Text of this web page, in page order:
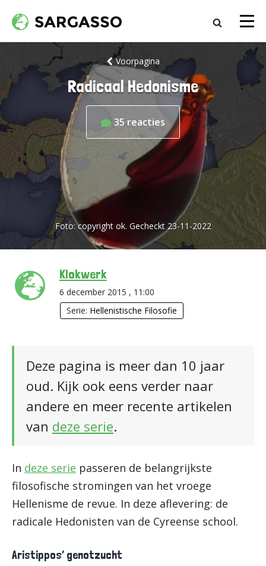
Voorpagina
Radicaal Hedonisme
35 reacties
Foto:copyright ok. Gecheckt 23-11-2022
Klokwerk
6 december 2015 , 11:00
Serie: Hellenistische Filosofie
Deze pagina is meer dan 10 jaar
oud. Kijk ook eens verder naar
andere en meer recente artikelen
van deze serie.
In deze serie passeren de belangrijkste
filosofische stromingen van het vroege
Hellenisme de revue. In deze aflevering: de
radicale Hedonisten van de Cyreense school.
Aristippos’ genotzucht